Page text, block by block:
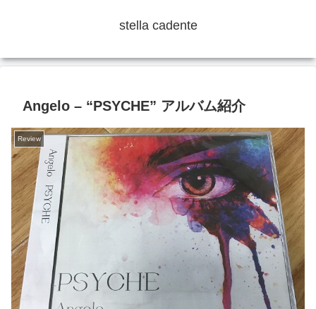
stella cadente
Angelo – “PSYCHE” アルバム紹介
Review